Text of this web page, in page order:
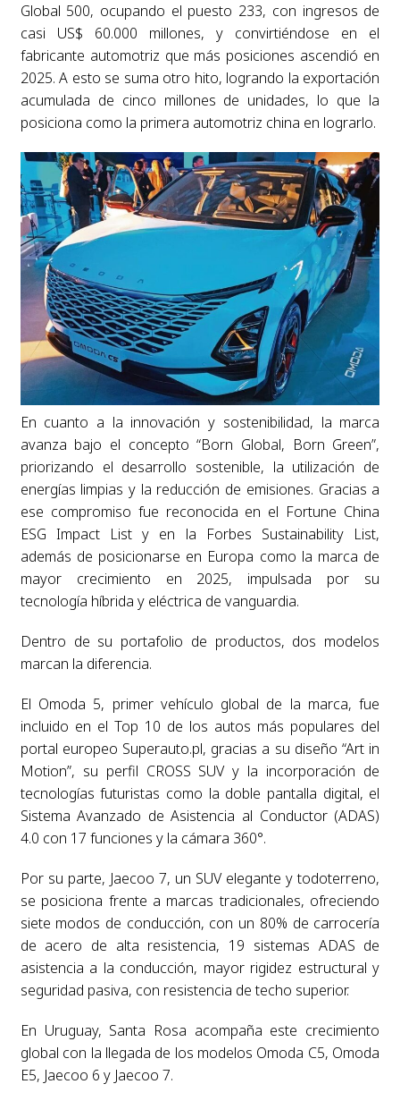
Global 500, ocupando el puesto 233, con ingresos de
casi US$ 60.000 millones, y convirtiéndose en el
fabricante automotriz que más posiciones ascendió en
2025. A esto se suma otro hito, logrando la exportación
acumulada de cinco millones de unidades, lo que la
posiciona como la primera automotriz china en lograrlo.
En cuanto a la innovación y sostenibilidad, la marca
avanza bajo el concepto “Born Global, Born Green”,
priorizando el desarrollo sostenible, la utilización de
energías limpias y la reducción de emisiones. Gracias a
ese compromiso fue reconocida en el Fortune China
ESG Impact List y en la Forbes Sustainability List,
además de posicionarse en Europa como la marca de
mayor crecimiento en 2025, impulsada por su
tecnología híbrida y eléctrica de vanguardia.
Dentro de su portafolio de productos, dos modelos
marcan la diferencia.
El Omoda 5, primer vehículo global de la marca, fue
incluido en el Top 10 de los autos más populares del
portal europeo Superauto.pl, gracias a su diseño “Art in
Motion”, su perfil CROSS SUV y la incorporación de
tecnologías futuristas como la doble pantalla digital, el
Sistema Avanzado de Asistencia al Conductor (ADAS)
4.0 con 17 funciones y la cámara 360°.
Por su parte, Jaecoo 7, un SUV elegante y todoterreno,
se posiciona frente a marcas tradicionales, ofreciendo
siete modos de conducción, con un 80% de carrocería
de acero de alta resistencia, 19 sistemas ADAS de
asistencia a la conducción, mayor rigidez estructural y
seguridad pasiva, con resistencia de techo superior.
En Uruguay, Santa Rosa acompaña este crecimiento
global con la llegada de los modelos Omoda C5, Omoda
E5, Jaecoo 6 y Jaecoo 7.